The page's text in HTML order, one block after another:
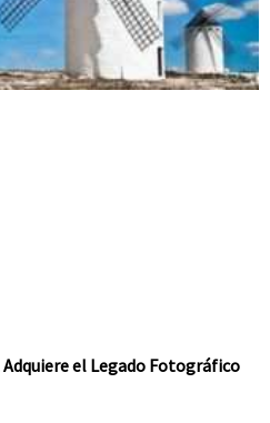
Adquiere el Legado Fotográfico